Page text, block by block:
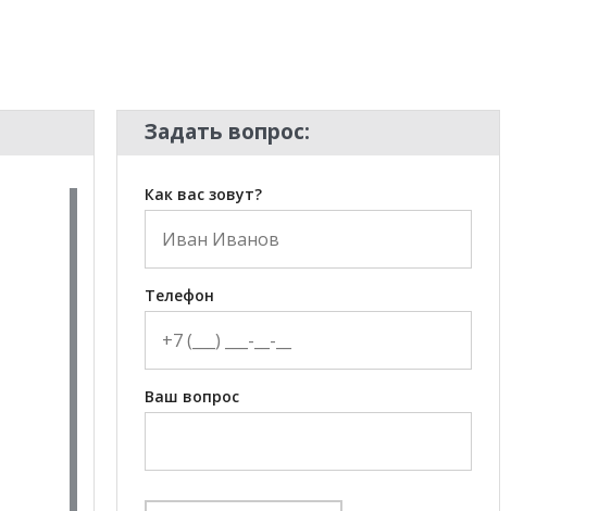
Задать вопрос:
Как вас зовут?
Телефон
Ваш вопрос